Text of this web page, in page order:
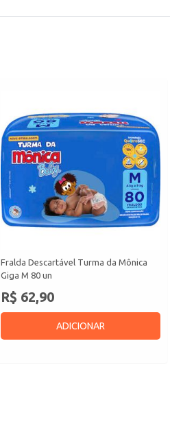
Fralda Descartável Turma da Mônica
Giga M 80 un
R$ 62,90
ADICIONAR